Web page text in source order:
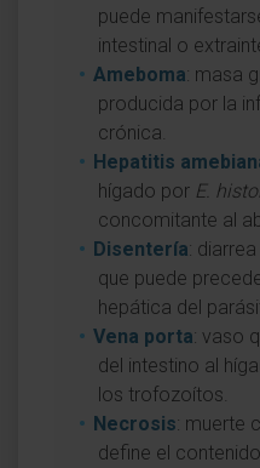
puede
intestinal o
Ameboma: masa
producida por la
crónica.
Hepatitis
hígado por E.
concomitante al
Disentería:
que puede
hepática del
Vena porta: vaso
del intestino al
los trofozoítos.
Necrosis: muerte
define el